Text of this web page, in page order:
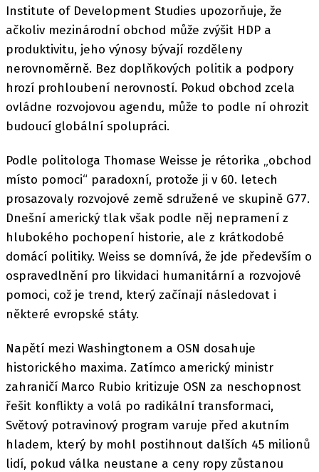
Institute of Development Studies upozorňuje, že
ačkoliv mezinárodní obchod může zvýšit HDP a
produktivitu, jeho výnosy bývají rozděleny
nerovnoměrně. Bez doplňkových politik a podpory
hrozí prohloubení nerovností. Pokud obchod zcela
ovládne rozvojovou agendu, může to podle ní ohrozit
budoucí globální spolupráci.
Podle politologa Thomase Weisse je rétorika „obchod
místo pomoci“ paradoxní, protože ji v 60. letech
prosazovaly rozvojové země sdružené ve skupině G77.
Dnešní americký tlak však podle něj nepramení z
hlubokého pochopení historie, ale z krátkodobé
domácí politiky. Weiss se domnívá, že jde především o
ospravedlnění pro likvidaci humanitární a rozvojové
pomoci, což je trend, který začínají následovat i
některé evropské státy.
Napětí mezi Washingtonem a OSN dosahuje
historického maxima. Zatímco americký ministr
zahraničí Marco Rubio kritizuje OSN za neschopnost
řešit konflikty a volá po radikální transformaci,
Světový potravinový program varuje před akutním
hladem, který by mohl postihnout dalších 45 milionů
lidí, pokud válka neustane a ceny ropy zůstanou